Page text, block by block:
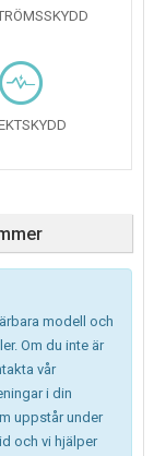
modell och
Om du inte är
vår
i din
uppstår under
och vi hjälper